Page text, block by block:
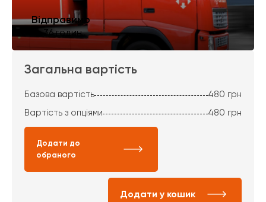
Відправимо
за 36 годин
Загальна вартість
Базова вартість 480 грн
Вартість з опціями
480 грн
Додати до
обраного
Додати у кошик